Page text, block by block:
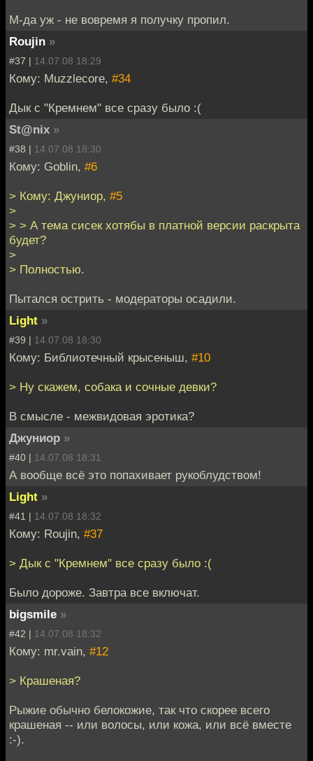
М-да уж - не вовремя я получку пропил.
Roujin »
#37 | 14.07.08 18:29
Кому: Muzzlecore, #34
Дык с "Кремнем" все сразу было :(
St@nix »
#38 | 14.07.08 18:30
Кому: Goblin, #6
> Кому: Джуниор, #5
>
> > А тема сисек хотябы в платной версии раскрыта
будет?
>
> Полностью.
Пытался острить - модераторы осадили.
Light »
#39 | 14.07.08 18:30
Кому: Библиотечный крысеныш, #10
> Ну скажем, собака и сочные девки?
В смысле - межвидовая эротика?
Джуниор »
#40 | 14.07.08 18:31
А вообще всё это попахивает рукоблудством!
Light »
#41 | 14.07.08 18:32
Кому: Roujin, #37
> Дык с "Кремнем" все сразу было :(
Было дороже. Завтра все включат.
bigsmile »
#42 | 14.07.08 18:32
Кому: mr.vain, #12
> Крашеная?
Рыжие обычно белокожие, так что скорее всего
крашеная -- или волосы, или кожа, или всё вместе
:-).